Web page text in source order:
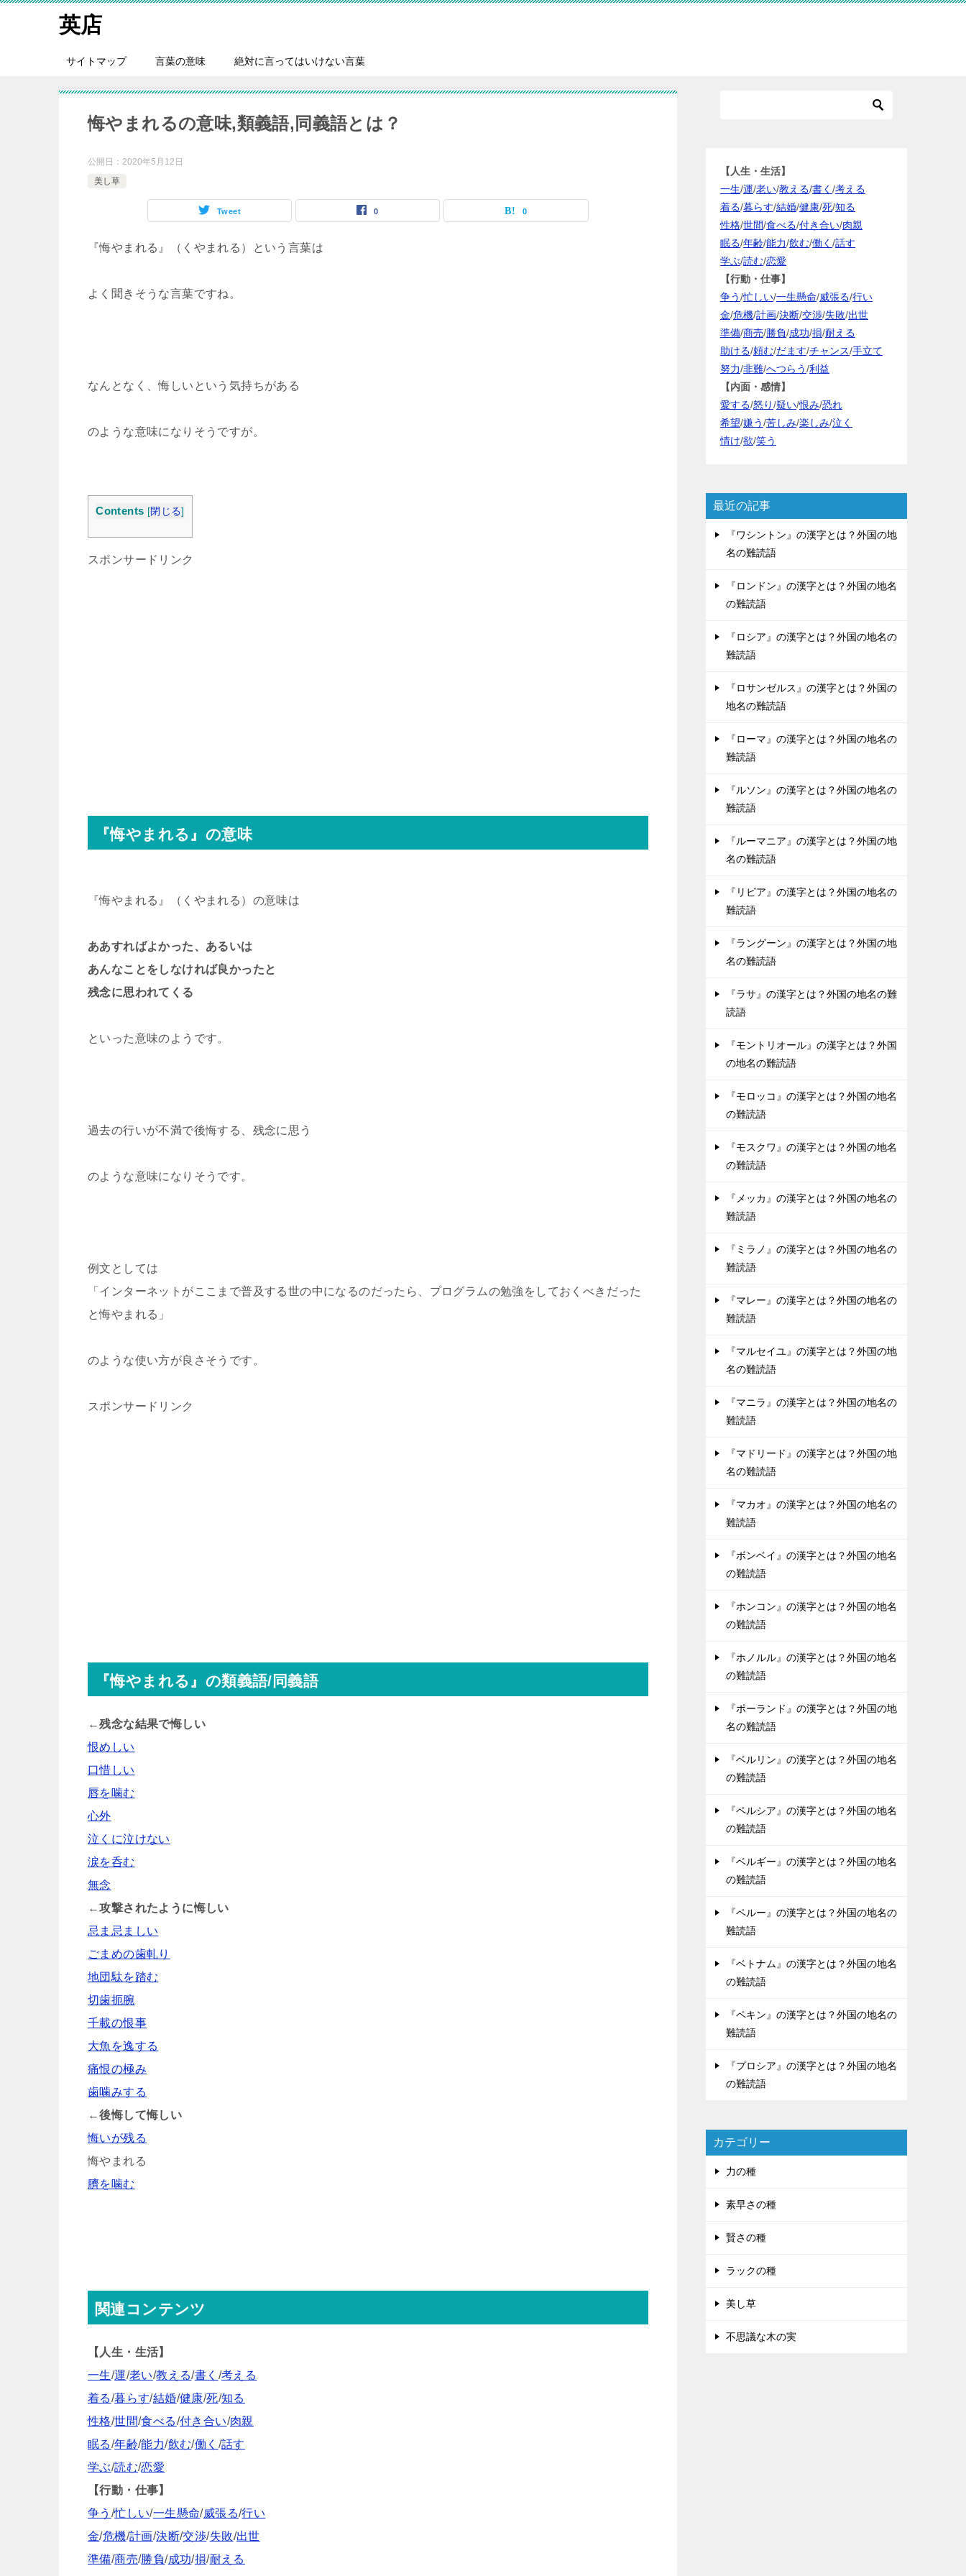
英店
サイトマップ 言葉の意味 絶対に言ってはいけない言葉
悔やまれるの意味,類義語,同義語とは？
公開日： 2020年5月12日
美し草
Tweet 0 0
『悔やまれる』（くやまれる）という言葉は
よく聞きそうな言葉ですね。
なんとなく、悔しいという気持ちがある
のような意味になりそうですが。
Contents [閉じる]
スポンサードリンク
『悔やまれる』の意味
『悔やまれる』（くやまれる）の意味は
ああすればよかった、あるいは
あんなことをしなければ良かったと
残念に思われてくる
といった意味のようです。
過去の行いが不満で後悔する、残念に思う
のような意味になりそうです。
例文としては
「インターネットがここまで普及する世の中になるのだったら、プログラムの勉強をしておくべきだった
と悔やまれる」
のような使い方が良さそうです。
スポンサードリンク
『悔やまれる』の類義語/同義語
←残念な結果で悔しい
恨めしい
口惜しい
唇を噛む
心外
泣くに泣けない
涙を呑む
無念
←攻撃されたように悔しい
忌ま忌ましい
ごまめの歯軋り
地団駄を踏む
切歯扼腕
千載の恨事
大魚を逸する
痛恨の極み
歯噛みする
←後悔して悔しい
悔いが残る
悔やまれる
臍を噛む
関連コンテンツ
【人生・生活】
一生/運/老い/教える/書く /考える
着る/暮らす/結婚/健康/死/知る
性格/世間/食べる/付き合い/肉親
眠る/年齢/能力/飲む/働く /話す
学ぶ/読む/恋愛
【行動・仕事】
争う /忙しい/一生懸命/威張る/行い
金/危機/計画/決断/交渉/失敗/出世
準備/商売/勝負/成功/損/耐える
【人生・生活】
一生/運/老い/教える/書く /考える
着る/暮らす/結婚/健康/死/知る
性格/世間/食べる/付き合い/肉親
眠る/年齢/能力/飲む/働く /話す
学ぶ/読む/恋愛
【行動・仕事】
争う/忙しい/一生懸命/威張る/行い
金/危機/計画/決断/交渉/失敗/出世
準備/商売/勝負/成功/損/耐える
助ける/頼む/だます/チャンス/手立て
努力/非難/へつらう/利益
【内面・感情】
愛する/怒り/疑い/恨み/恐れ
希望/嫌う/苦しみ/楽しみ/泣く
情け/欲/笑う
最近の記事
『ワシントン』の漢字とは？外国の地
名の難読語
『ロンドン』の漢字とは？外国の地名
の難読語
『ロシア』の漢字とは？外国の地名の
難読語
『ロサンゼルス』の漢字とは？外国の
地名の難読語
『ローマ』の漢字とは？外国の地名の
難読語
『ルソン』の漢字とは？外国の地名の
難読語
『ルーマニア』の漢字とは？外国の地
名の難読語
『リビア』の漢字とは？外国の地名の
難読語
『ラングーン』の漢字とは？外国の地
名の難読語
『ラサ』の漢字とは？外国の地名の難
読語
『モントリオール』の漢字とは？外国
の地名の難読語
『モロッコ』の漢字とは？外国の地名
の難読語
『モスクワ』の漢字とは？外国の地名
の難読語
『メッカ』の漢字とは？外国の地名の
難読語
『ミラノ』の漢字とは？外国の地名の
難読語
『マレー』の漢字とは？外国の地名の
難読語
『マルセイユ』の漢字とは？外国の地
名の難読語
『マニラ』の漢字とは？外国の地名の
難読語
『マドリード』の漢字とは？外国の地
名の難読語
『マカオ』の漢字とは？外国の地名の
難読語
『ボンベイ』の漢字とは？外国の地名
の難読語
『ホンコン』の漢字とは？外国の地名
の難読語
『ホノルル』の漢字とは？外国の地名
の難読語
『ポーランド』の漢字とは？外国の地
名の難読語
『ベルリン』の漢字とは？外国の地名
の難読語
『ペルシア』の漢字とは？外国の地名
の難読語
『ベルギー』の漢字とは？外国の地名
の難読語
『ペルー』の漢字とは？外国の地名の
難読語
『ベトナム』の漢字とは？外国の地名
の難読語
『ペキン』の漢字とは？外国の地名の
難読語
『プロシア』の漢字とは？外国の地名
の難読語
カテゴリー
力の種
素早さの種
賢さの種
ラックの種
美し草
不思議な木の実